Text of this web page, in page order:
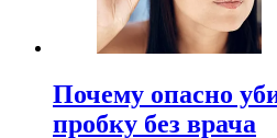
Почему опасно
пробку без врача